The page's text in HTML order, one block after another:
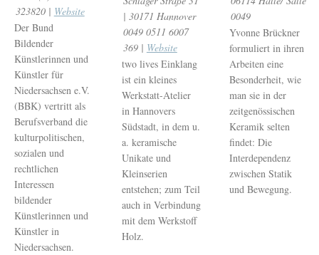
323820 | Website
Der Bund
Bildender
Künstlerinnen und
Künstler für
Niedersachsen e.V.
(BBK) vertritt als
Berufsverband die
kulturpolitischen,
sozialen und
rechtlichen
Interessen
bildender
Künstlerinnen und
Künstler in
Niedersachsen.
| 30171 Hannover
0049 0511 6007
369 | Website
two lives Einklang
ist ein kleines
Werkstatt-Atelier
in Hannovers
Südstadt, in dem u.
a. keramische
Unikate und
Kleinserien
entstehen; zum Teil
auch in Verbindung
mit dem Werkstoff
Holz.
0049
Yvonne Brückner
formuliert in ihren
Arbeiten eine
Besonderheit, wie
man sie in der
zeitgenössischen
Keramik selten
findet: Die
Interdependenz
zwischen Statik
und Bewegung.